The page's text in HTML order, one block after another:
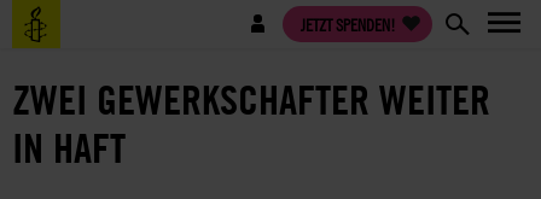
Direkt
zum
Benutzermenü JETZT SPENDEN!
ZWEI GEWERKSCHAFTER WEITER
IN HAFT